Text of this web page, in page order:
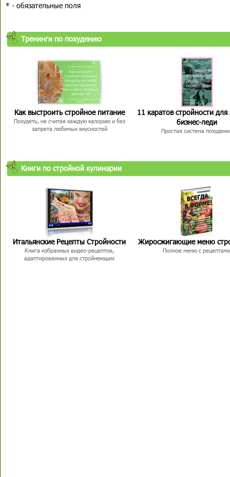
* - обязательные поля
Тренинги по похудению
Как выстроить стройное питание
Похудеть, не считая каждую калорию и без
запрета любимых вкусностей
11 каратов стройности для
бизнес-леди
Простая система
Книги по стройной кулинарии
Итальянские Рецепты Стройности
Книга избранных видео-рецептов,
адаптированных для стройнеющих
Жиросжигающие меню
Полное меню с рецептами